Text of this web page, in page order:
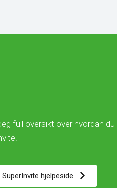
full oversikt over hvordan du
SuperInvite hjelpeside